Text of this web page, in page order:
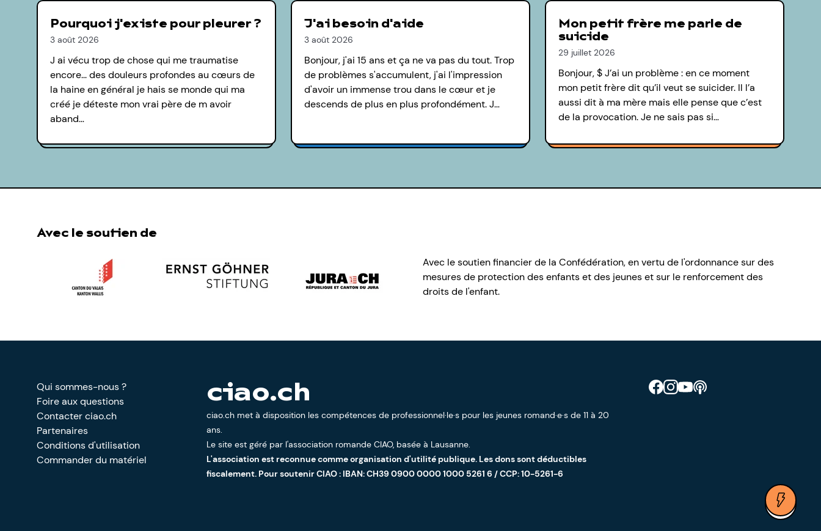
Pourquoi j'existe pour pleurer ?
3 août 2026
J ai vécu trop de chose qui me traumatise
encore... des douleurs profondes au cœurs de
la haine en général je hais se monde qui ma
créé je déteste mon vrai père de m avoir
aband…
J'ai besoin d'aide
3 août 2026
Bonjour, j'ai 15 ans et ça ne va pas du tout. Trop
de problèmes s'accumulent, j'ai l'impression
d'avoir un immense trou dans le cœur et je
descends de plus en plus profondément. J…
Mon petit frère me parle de
suicide
29 juillet 2026
Bonjour, $ J’ai un problème : en ce moment
mon petit frère dit qu’il veut se suicider. Il l’a
aussi dit à ma mère mais elle pense que c’est
de la provocation. Je ne sais pas si…
Avec le soutien de
Avec le soutien financier de la Confédération, en vertu de l'ordonnance sur des
mesures de protection des enfants et des jeunes et sur le renforcement des
droits de l'enfant.
Retrouve CIAO sur Facebook
Retrouve CIAO sur Instagram
Retrouve CIAO sur YouTube
Découvre notre podcast
Qui sommes-nous ?
Foire aux questions
Contacter ciao.ch
Partenaires
Conditions d'utilisation
Commander du matériel
ciao.ch
ciao.ch met à disposition les compétences de professionnel·le·s pour les jeunes romand·e·s de 11 à 20
ans.
Le site est géré par l'association romande CIAO, basée à Lausanne.
L'association est reconnue comme organisation d'utilité publique. Les dons sont déductibles
fiscalement. Pour soutenir CIAO : IBAN: CH39 0900 0000 1000 5261 6 / CCP: 10-5261-6